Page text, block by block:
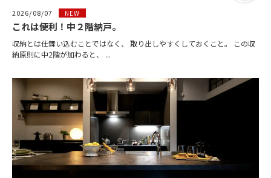
2026/08/07 NEW
これは便利！中２階納戸。
収納とは仕舞い込むことではなく、 取り出しやすくしておくこと。 この収
納原則に中2階が加わると、 ...